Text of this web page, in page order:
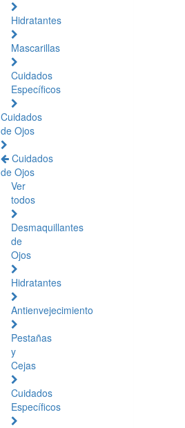
Hidratantes
Mascarillas
Cuidados
Específicos
Cuidados
de Ojos
Cuidados
de Ojos
Ver
todos
Desmaquillantes
de
Ojos
Hidratantes
Antienvejecimiento
Pestañas
y
Cejas
Cuidados
Específicos